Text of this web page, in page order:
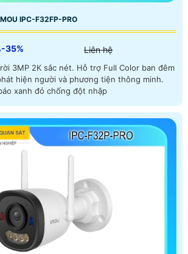
IPC-F32FP-PRO
35% Liên hệ
3MP 2K sắc nét. Hỗ trợ Full Color ban đêm
hiện người và phương tiện thông minh.
xanh đỏ chống đột nhập